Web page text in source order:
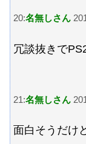
20:名無しさん
冗談抜きで
21:名無しさん
面白そうだけ